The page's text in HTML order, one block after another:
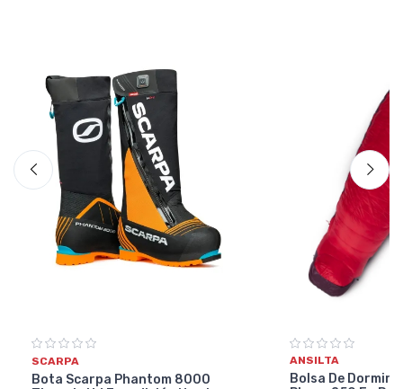
SCARPA
Bota Scarpa Phantom 8000
ANSILTA
Bolsa De Dormir